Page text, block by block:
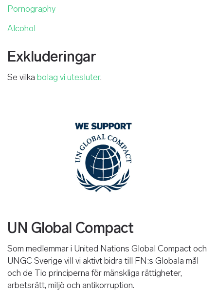
Pornography
Alcohol
Exkluderingar
Se vilka bolag vi utesluter.
UN Global Compact
Som medlemmar i United Nations Global Compact och
UNGC Sverige vill vi aktivt bidra till FN:s Globala mål
och de Tio principerna för mänskliga rättigheter,
arbetsrätt, miljö och antikorruption.